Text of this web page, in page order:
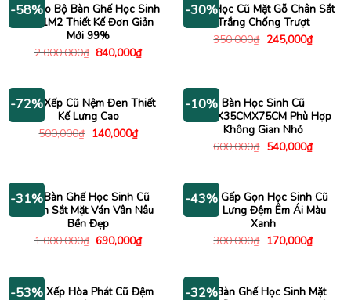
-58%
Combo Bộ Bàn Ghế Học Sinh
Dài 1M2 Thiết Kế Đơn Giản
Mới 99%
2,000,000₫ Giá
840,000₫Giá
hiện
840,000₫.
-30%
Bàn Học Cũ Mặt Gỗ Chân Sắt
Trắng Chống Trượt
350,000₫ Giá
245,000₫Giá
hiện
-72%
Ghế Xếp Cũ Nệm Đen Thiết
Kế Lưng Cao
500,000₫ Giá
140,000₫Giá
hiện
-10% Bàn Học Sinh Cũ
1M2X35CMX75CM Phù Hợp
Không Gian Nhỏ
600,000₫ Giá
540,000₫Giá
hiện
-31%Bộ Bàn Ghế Học Sinh Cũ
Chân Sắt Mặt Ván Vân Nâu
Bền Đẹp
1,000,000₫ Giá
690,000₫Giá
hiện
690,000₫.
-43%
Ghế Gấp Gọn Học Sinh Cũ
Tựa Lưng Đệm Êm Ái Màu
Xanh
300,000₫ Giá
170,000₫Giá
hiện
-53%
Ghế Xếp Hòa Phát Cũ Đệm
-32%
Bộ Bàn Ghế Học Sinh Mặt